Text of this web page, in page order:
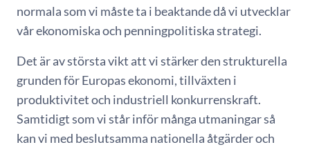
normala som vi måste ta i beaktande då vi utvecklar
vår ekonomiska och penningpolitiska strategi.
Det är av största vikt att vi stärker den strukturella
grunden för Europas ekonomi, tillväxten i
produktivitet och industriell konkurrenskraft.
Samtidigt som vi står inför många utmaningar så
kan vi med beslutsamma nationella åtgärder och